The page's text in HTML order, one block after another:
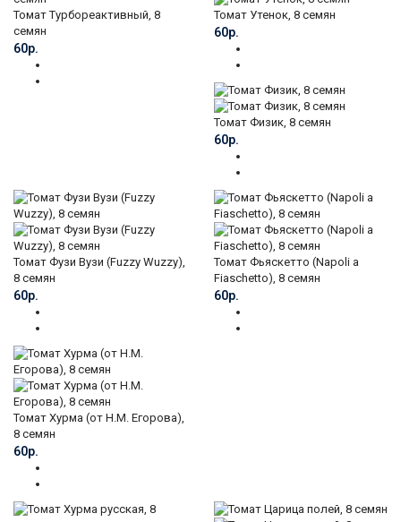
Томат Турбореактивный, 8
семян
60р.
Томат Утенок, 8 семян
60р.
Томат Физик, 8 семян
60р.
Томат Фузи Вузи (Fuzzy Wuzzy),
8 семян
60р.
Томат Фьяскетто (Napoli a
Fiaschetto), 8 семян
60р.
Томат Хурма (от Н.М. Егорова),
8 семян
60р.